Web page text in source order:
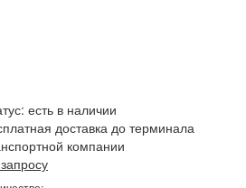
есть в наличии
доставка до терминала
компании